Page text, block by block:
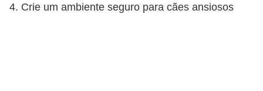
4. Crie um ambiente seguro para cães ansiosos
m